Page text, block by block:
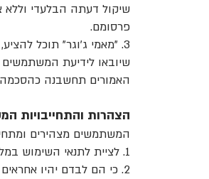
שיקול דעתה הבלעדי וללא
פרסומם.
3. "מאמי ג׳וגר" תוכל
שיובאו לידיעת
האמורים תחשבנה כהסכמה
הצהרות והתחייבויות
המשתמשים מצהירים
1. לציית לתנאי השימוש במלואם ולהוראת כל דין במסגרת שימושם באתר.
2. כי הם לבדם יהיו